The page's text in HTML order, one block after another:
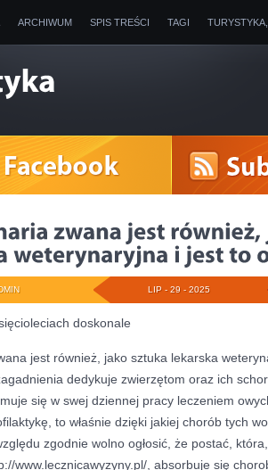
ARCHIWUM SPIS TREŚCI TAGI
LIP - 29 - 2025
doskonale
jest również, jako sztuka lekarska
dedykuje zwierzętom oraz ich
się w swej dziennej pracy leczeniem
to właśnie dzięki jakiej chorób tych
zgodnie wolno ogłosić, że postać,
www.lecznicawyzyny.pl/, absorbuje się